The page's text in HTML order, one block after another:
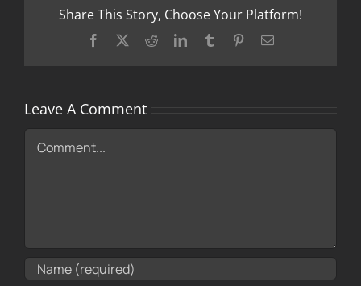
Share This Story, Choose Your Platform!
Facebook RedditLinkedInTumblr PinterestEmail
Leave A Comment
Comment